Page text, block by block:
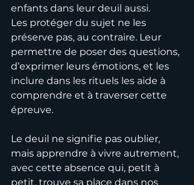
enfants dans leur deuil aussi.
Les protéger du sujet ne les
préserve pas, au contraire. Leur
permettre de poser des questions,
d’exprimer leurs émotions, et les
inclure dans les rituels les aide à
comprendre et à traverser cette
épreuve.
Le deuil ne signifie pas oublier,
mais apprendre à vivre autrement,
avec cette absence qui, petit à
petit, trouve sa place dans nos